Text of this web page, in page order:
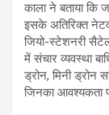
काला ने बताया कि
इसके अतिरिक्त
जियो-स्टेशनरी
में संचार व्यवस्था
ड्रोन, मिनी ड्रोन
जिनका आवश्यकता